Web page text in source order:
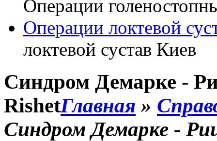
Операции
Операции локтевой
локтевой сустав Киев
Синдром Демарке -
RishetГлавная »
Синдром Демарке -